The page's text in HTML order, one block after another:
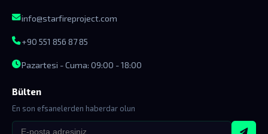
info@starfireproject.com
+90 551 856 87 85
Pazartesi - Cuma: 09:00 - 18:00
Bülten
En son efsanelerden haberdar olun